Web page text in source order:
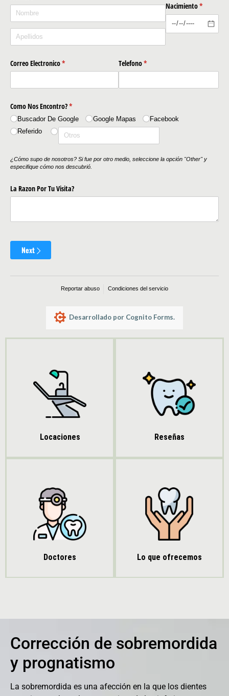
Locaciones Reseñas
Doctores Lo que ofrecemos
Corrección de sobremordida
y prognatismo
La sobremordida es una afección en la que los dientes